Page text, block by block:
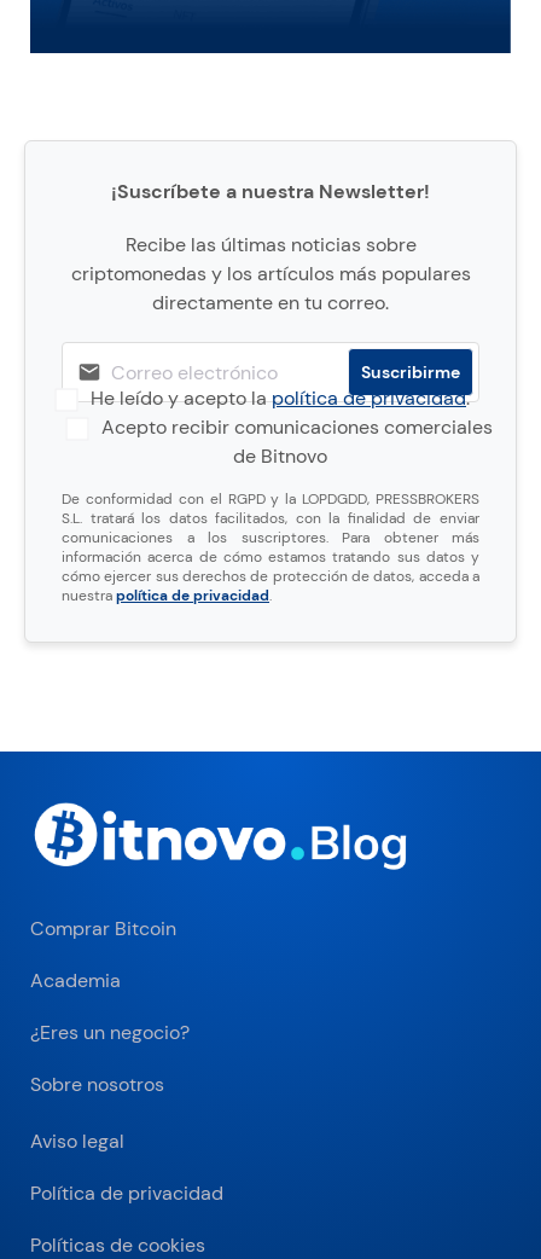
¡Suscríbete a nuestra Newsletter!
Recibe las últimas noticias sobre
criptomonedas y los artículos más populares
directamente en tu correo.
He leído y acepto lapolítica de privacidad.
Acepto recibir comunicaciones comerciales
de Bitnovo
De conformidad con el RGPD y la LOPDGDD, PRESSBROKERS
S.L. tratará los datos facilitados, con la finalidad de enviar
comunicaciones a los suscriptores. Para obtener más
información acerca de cómo estamos tratando sus datos y
cómo ejercer sus derechos de protección de datos, acceda a
nuestrapolítica de privacidad.
Comprar Bitcoin
Academia
¿Eres un negocio?
Sobre nosotros
Aviso legal
Política de privacidad
Políticas de cookies